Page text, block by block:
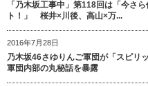
「乃木坂工事中」第118回は「今さ
ト！」 桜井×川後、高山×万...
2016年7月28日
乃木坂46さゆりんご軍団が「スピリ
軍団内部の丸秘話を暴露